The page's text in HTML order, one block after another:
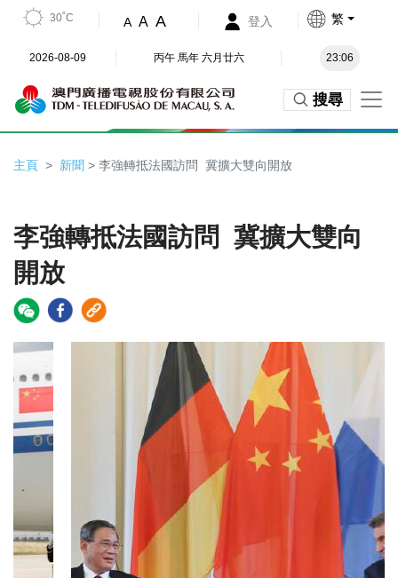
30˚C A A A 登入 繁
2026-08-09 丙午 馬年 六月廿六 23:06
搜尋
主頁 新聞 > 李強轉抵法國訪問 冀擴大雙向開放
李強轉抵法國訪問 冀擴大雙向
開放